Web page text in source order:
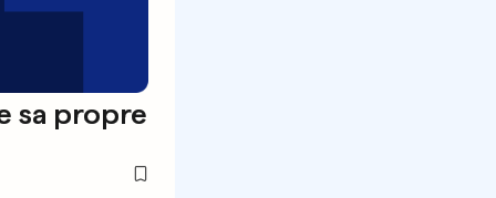
sa propre